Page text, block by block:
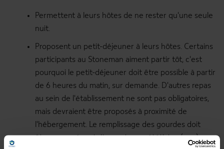
Permettent à leurs hôtes de ne rester qu'une seule
nuit.
Proposent un petit-déjeuner à leurs hôtes. Certains
participants au Stoneman aiment partir tôt, c'est
pourquoi le petit-déjeuner doit être possible à partir
de 6 heures du matin, sur demande. D'autres repas
au sein de l'établissement ne sont pas obligatoires,
mais devraient être proposés à proximité de
l'hébergement. Le remplissage des gourdes doit
être proposé gratuitement aux vététistes (eau).